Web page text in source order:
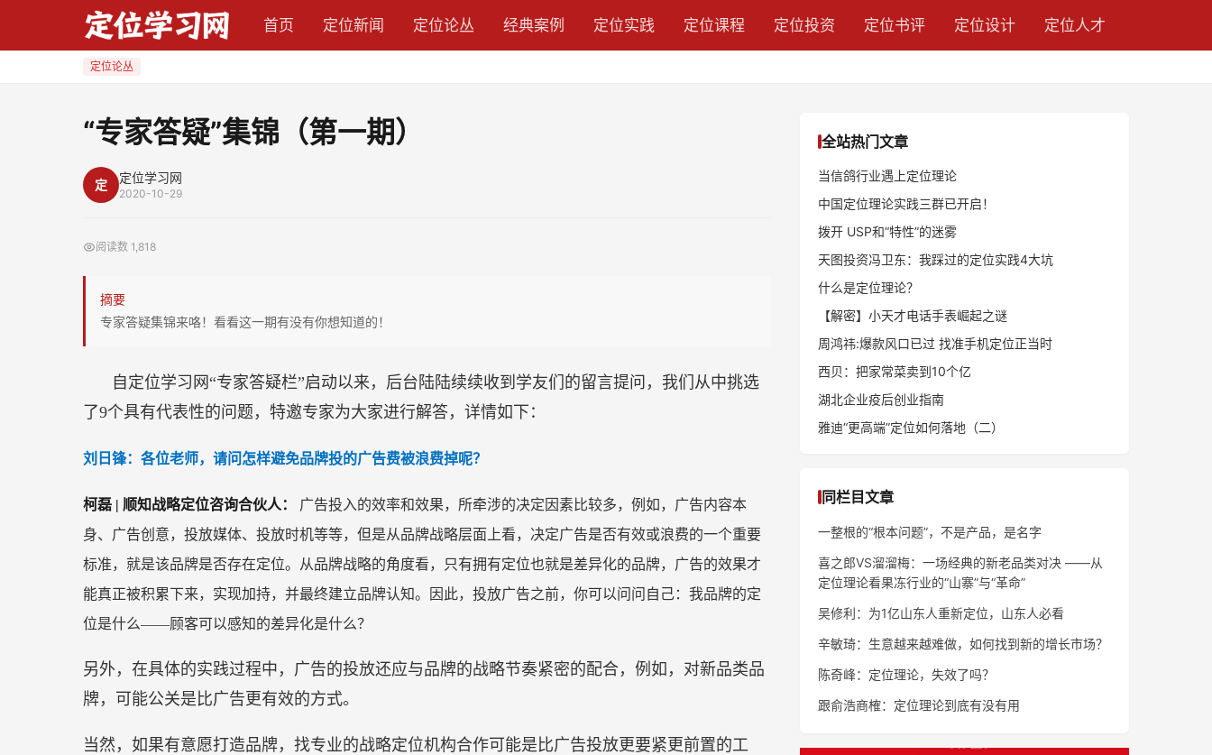
首页 定位新闻 定位论丛 经典案例 定位实践 定位课程 定位投资 定位书评 定位设计 定位人才
定位论丛
“专家答疑”集锦（第一期）
定 定位学习网
2020-10-29
阅读数 1,818
摘要
专家答疑集锦来咯！看看这一期有没有你想知道的！
自定位学习网“专家答疑栏”启动以来，后台陆陆续续收到学友们的留言提问，我们从中挑选
了9个具有代表性的问题，特邀专家为大家进行解答，详情如下：
刘日锋：各位老师，请问怎样避免品牌投的广告费被浪费掉呢？
柯磊 | 顺知战略定位咨询合伙人： 广告投入的效率和效果，所牵涉的决定因素比较多，例如，广告内容本
身、广告创意，投放媒体、投放时机等等，但是从品牌战略层面上看，决定广告是否有效或浪费的一个重要
标准，就是该品牌是否存在定位。从品牌战略的角度看，只有拥有定位也就是差异化的品牌，广告的效果才
能真正被积累下来，实现加持，并最终建立品牌认知。因此，投放广告之前，你可以问问自己：我品牌的定
位是什么——顾客可以感知的差异化是什么？
另外，在具体的实践过程中，广告的投放还应与品牌的战略节奏紧密的配合，例如，对新品类品
牌，可能公关是比广告更有效的方式。
当然，如果有意愿打造品牌，找专业的战略定位机构合作可能是比广告投放更要紧更前置的工
全站热门文章
当信鸽行业遇上定位理论
中国定位理论实践三群已开启！
拨开 USP和“特性”的迷雾
天图投资冯卫东：我踩过的定位实践4大坑
什么是定位理论？
【解密】小天才电话手表崛起之谜
周鸿祎:爆款风口已过 找准手机定位正当时
西贝：把家常菜卖到10个亿
湖北企业疫后创业指南
雅迪“更高端”定位如何落地（二）
同栏目文章
一整根的“根本问题”，不是产品，是名字
喜之郎VS溜溜梅：一场经典的新老品类对决 ——从
定位理论看果冻行业的“山寨”与“革命”
吴修利：为1亿山东人重新定位，山东人必看
辛敏琦：生意越来越难做，如何找到新的增长市场？
陈奇峰：定位理论，失效了吗？
跟俞浩商榷：定位理论到底有没有用